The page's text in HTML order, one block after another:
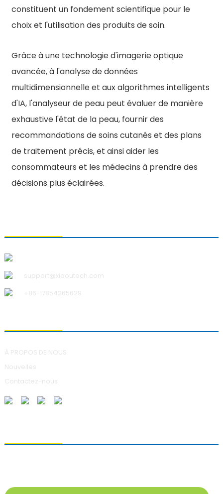
constituent un fondement scientifique pour le
choix et l'utilisation des produits de soin.
Grâce à une technologie d'imagerie optique
avancée, à l'analyse de données
multidimensionnelle et aux algorithmes intelligents
d'IA, l'analyseur de peau peut évaluer de manière
exhaustive l'état de la peau, fournir des
recommandations de soins cutanés et des plans
de traitement précis, et ainsi aider les
consommateurs et les médecins à prendre des
décisions plus éclairées.
support@xiaoutech.com
+86-17854265629
À PROPOS DE NOUS
Nouvelles
Contactez-nous